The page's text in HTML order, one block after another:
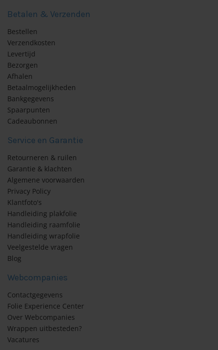
Betalen & Verzenden
Bestellen
Verzendkosten
Levertijd
Bezorgen
Afhalen
Betaalmogelijkheden
Bankgegevens
Spaarpunten
Cadeaubonnen
Service en Garantie
Retourneren & ruilen
Garantie & klachten
Algemene voorwaarden
Privacy Policy
Klantfoto's
Handleiding plakfolie
Handleiding raamfolie
Handleiding wrapfolie
Veelgestelde vragen
Blog
Webcompanies
Contactgegevens
Folie Experience Center
Over Webcompanies
Wrappen uitbesteden?
Vacatures